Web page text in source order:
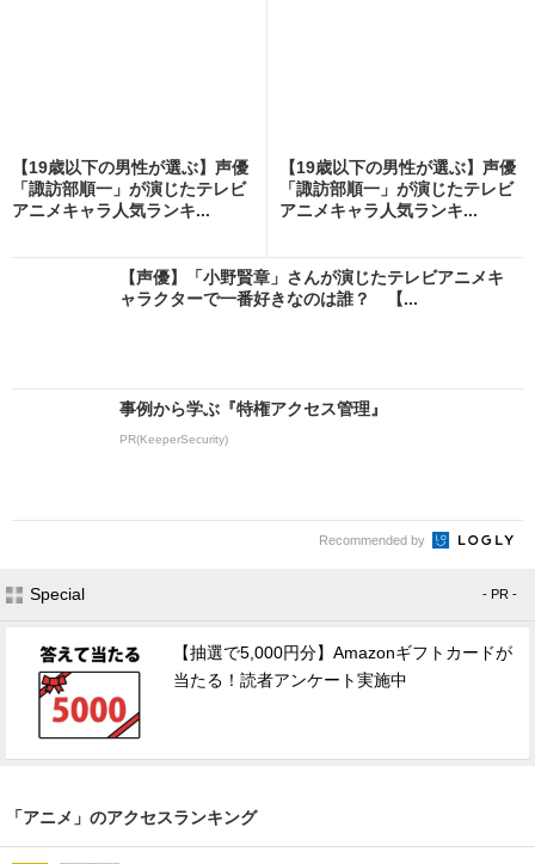
【19歳以下の男性が選ぶ】声優
「諏訪部順一」が演じたテレビ
アニメキャラ人気ランキ...
【19歳以下の男性が選ぶ】声優
「諏訪部順一」が演じたテレビ
アニメキャラ人気ランキ...
【声優】「小野賢章」さんが演じたテレビアニメキ
ャラクターで一番好きなのは誰？ 【...
事例から学ぶ『特権アクセス管理』
PR(KeeperSecurity)
Recommended by
Special - PR -
【抽選で5,000円分】Amazonギフトカードが
当たる！読者アンケート実施中
「アニメ」のアクセスランキング